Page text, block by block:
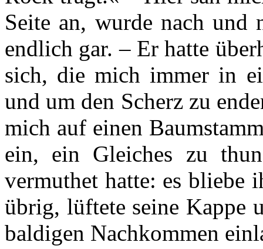
Seite an, wurde nach und
endlich gar. – Er hatte
sich, die mich immer in
und um den Scherz zu
mich auf einen
ein, ein Gleiches zu
vermuthet hatte: es bliebe
übrig, lüftete seine Kappe
baldigen Nachkommen